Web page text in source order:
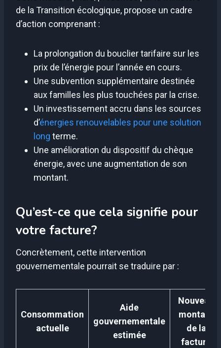
de la Transition écologique, propose un cadre
d’action comprenant :
La prolongation du bouclier tarifaire sur les
prix de l’énergie pour l’année en cours.
Une subvention supplémentaire destinée
aux familles les plus touchées par la crise.
Un investissement accru dans les sources
d’énergies renouvelables pour une solution
long terme.
Une amélioration du dispositif du chèque
énergie, avec une augmentation de son
montant.
Qu’est-ce que cela signifie pour
votre facture?
Concrètement, cette intervention
gouvernementale pourrait se traduire par :
Consommation
actuelle
Aide
gouvernementale
estimée
Nouveau
montant
de la
facture